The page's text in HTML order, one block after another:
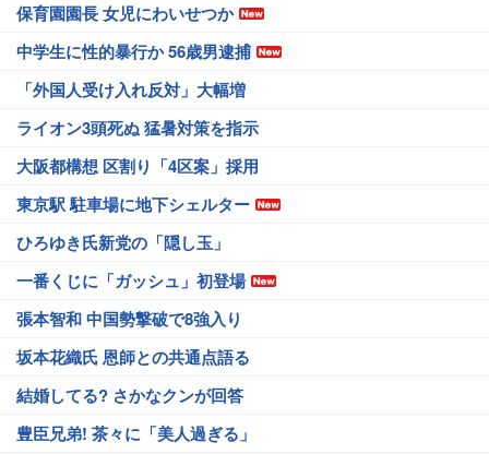
保育園園長 女児にわいせつか
中学生に性的暴行か 56歳男逮捕
「外国人受け入れ反対」大幅増
ライオン3頭死ぬ 猛暑対策を指示
大阪都構想 区割り「4区案」採用
東京駅 駐車場に地下シェルター
ひろゆき氏新党の「隠し玉」
一番くじに「ガッシュ」初登場
張本智和 中国勢撃破で8強入り
坂本花織氏 恩師との共通点語る
結婚してる? さかなクンが回答
豊臣兄弟! 茶々に「美人過ぎる」